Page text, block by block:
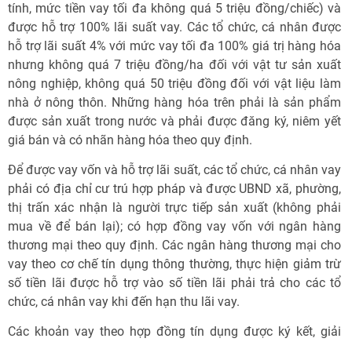
tính, mức tiền vay tối đa không quá 5 triệu đồng/chiếc) và
được hỗ trợ 100% lãi suất vay. Các tổ chức, cá nhân được
hỗ trợ lãi suất 4% với mức vay tối đa 100% giá trị hàng hóa
nhưng không quá 7 triệu đồng/ha đối với vật tư sản xuất
nông nghiệp, không quá 50 triệu đồng đối với vật liệu làm
nhà ở nông thôn. Những hàng hóa trên phải là sản phẩm
được sản xuất trong nước và phải được đăng ký, niêm yết
giá bán và có nhãn hàng hóa theo quy định.
Để được vay vốn và hỗ trợ lãi suất, các tổ chức, cá nhân vay
phải có địa chỉ cư trú hợp pháp và được UBND xã, phường,
thị trấn xác nhận là người trực tiếp sản xuất (không phải
mua về để bán lại); có hợp đồng vay vốn với ngân hàng
thương mại theo quy định. Các ngân hàng thương mại cho
vay theo cơ chế tín dụng thông thường, thực hiện giảm trừ
số tiền lãi được hỗ trợ vào số tiền lãi phải trả cho các tổ
chức, cá nhân vay khi đến hạn thu lãi vay.
Các khoản vay theo hợp đồng tín dụng được ký kết, giải